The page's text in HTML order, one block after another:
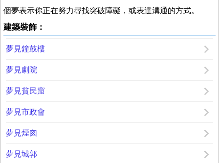
個夢表示你正在努力尋找突破障礙，或表達溝通的方式。
建築裝飾：
夢見鐘鼓樓
夢見劇院
夢見貧民窟
夢見市政會
夢見煙囪
夢見城郭